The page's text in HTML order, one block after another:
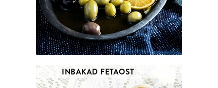
INBAKAD FETAOST